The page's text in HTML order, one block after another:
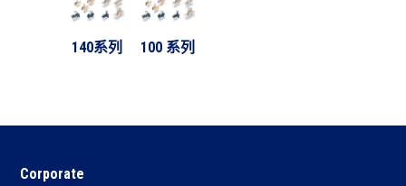
140系列 100 系列
Corporate